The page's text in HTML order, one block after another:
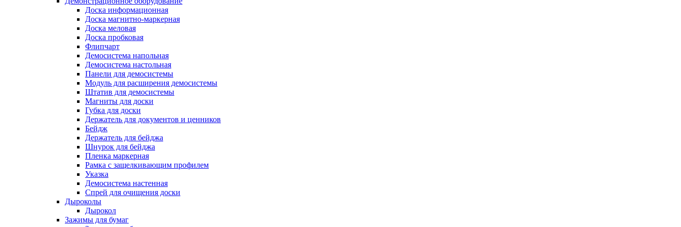
Доска информационная
Доска магнитно-маркерная
Доска меловая
Доска пробковая
Флипчарт
Демосистема напольная
Демосистема настольная
Панели для демосистемы
Модуль для расширения демосистемы
Штатив для демосистемы
Магниты для доски
Губка для доски
Держатель для документов и ценников
Бейдж
Держатель для бейджа
Шнурок для бейджа
Пленка маркерная
Рамка с защелкивающим профилем
Указка
Демосистема настенная
Спрей для очищения доски
Дыроколы
Дырокол
Зажимы для бумаг